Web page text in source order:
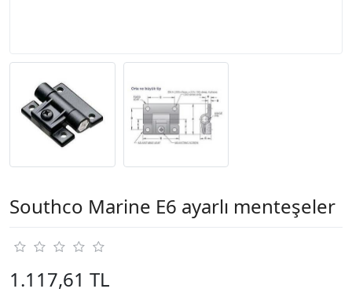
Southco Marine E6 ayarlı menteşeler
1.117,61 TL